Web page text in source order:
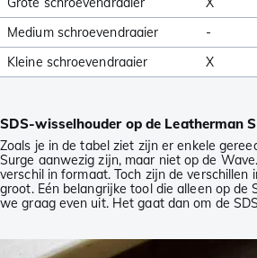
Medium schroevendraaier
-
Kleine schroevendraaier
X
SDS-wisselhouder op de Leatherman
Zoals je in de tabel ziet zijn er enkele
Surge aanwezig zijn, maar niet op de
verschil in formaat. Toch zijn de verschillen
groot. Eén belangrijke tool die alleen op de
we graag even uit. Het gaat dan om de